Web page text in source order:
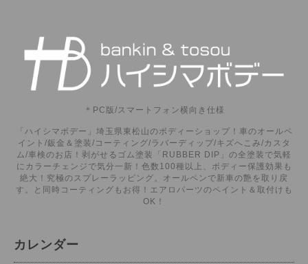
＊PC版/スマートフォン横向き仕様
「ハイシマボデー」埼玉県東松山のボディーショップ！車のオールペ
イント/鈑金＆塗装/コーティング/ラバーディップ/キズへこみ/カスタ
ム/車検のお店！剥がせるゴム塗装「RUBBER DIP」の全塗装で気軽
にカラーチェンジで気分一新！色数100種以上、ボディー保護効果も
絶大！究極のスプレーラッピング。オールペンで新車の艶を取り戻
す。と同時コーティングもお得！エアロパーツのペイント＆取付けも
OK！
カレンダー